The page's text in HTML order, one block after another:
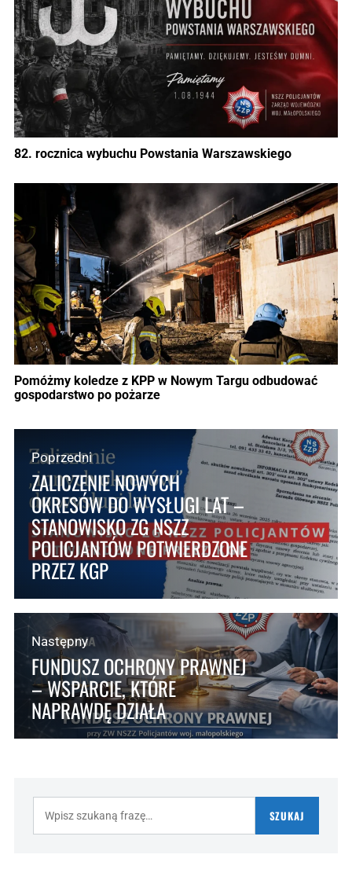
82. rocznica wybuchu Powstania Warszawskiego
Pomóżmy koledze z KPP w Nowym Targu odbudować
gospodarstwo po pożarze
Poprzedni
ZALICZENIE NOWYCH
OKRESÓW DO WYSŁUGI LAT –
STANOWISKO ZG NSZZ
POLICJANTÓW POTWIERDZONE
PRZEZ KGP
Następny
FUNDUSZ OCHRONY PRAWNEJ
– WSPARCIE, KTÓRE
NAPRAWDĘ DZIAŁA
SZUKAJ